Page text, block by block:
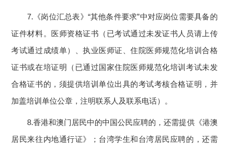
7.《岗位汇总表》“其他条件要求”中对应岗位需要具备的
证件材料。医师资格证书（已考试通过未发证书人员请上传
考试通过成绩单）、执业医师证、住院医师规范化培训合格
证书或在培证明（已通过国家住院医师规范化培训考试未发
合格证书的，须提供培训单位出具的考试考核合格证明，并
加盖培训单位公章，注明联系人及联系电话）。
8.香港和澳门居民中的中国公民应聘的，还需提供《港澳
居民来往内地通行证》；台湾学生和台湾居民应聘的，还需